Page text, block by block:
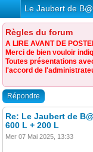
Le Jaubert de
Règles du forum
A LIRE AVANT DE
Merci de bien vouloir
Toutes présentations
l'accord de
Répondre
Re: Le Jaubert de
600 L + 200 L
Mer 07 Mai 2025, 13:33